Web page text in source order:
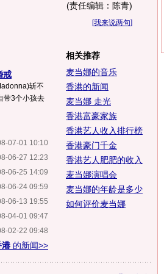
(责任编辑：陈青)
[我来说两句]
戒
斩不
带3个小孩去
07-01 10:10
06-27 12:23
06-25 14:09
06-24 09:59
06-13 19:55
04-01 09:47
02-22 09:48
港 的新闻>>
相关推荐
麦当娜的音乐
香港的新闻
麦当娜 走光
香港富豪家族
香港艺人收入排行榜
香港豪门千金
香港艺人肥肥的收入
麦当娜演唱会
麦当娜的年龄是多少
如何评价麦当娜